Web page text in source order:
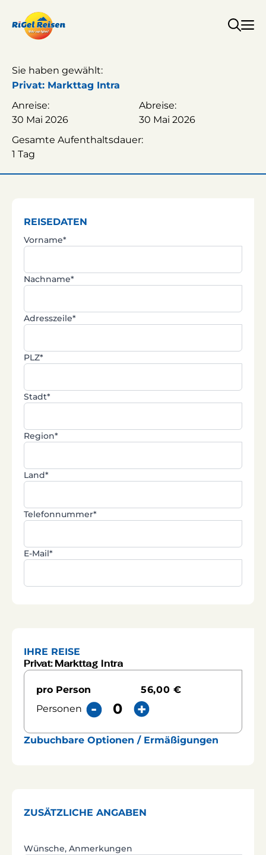
Inhalt
springen
Sie haben gewählt:
Privat: Markttag Intra
Anreise:
30 Mai 2026
Abreise:
30 Mai 2026
Gesamte Aufenthaltsdauer:
1 Tag
REISEDATEN
Vorname*
Nachname*
Adresszeile*
PLZ*
Stadt*
Region*
Land*
Telefonnummer*
E-Mail*
IHRE REISE
Privat: Markttag Intra
pro Person
56,00 €
Personen
Zubuchbare Optionen / Ermäßigungen
ZUSÄTZLICHE ANGABEN
Wünsche, Anmerkungen